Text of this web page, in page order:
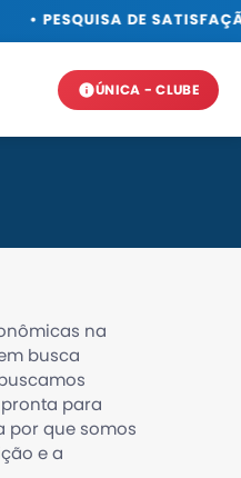
• PESQUISA DE
ÚNICA - CLUBE
na
busca
para
por que somos
e a